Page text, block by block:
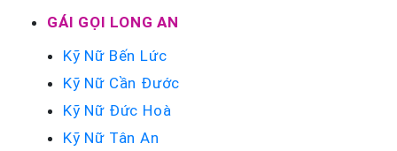
GÁI GỌI LONG AN
Kỹ Nữ Bến Lức
Kỹ Nữ Cần Đước
Kỹ Nữ Đức Hoà
Kỹ Nữ Tân An